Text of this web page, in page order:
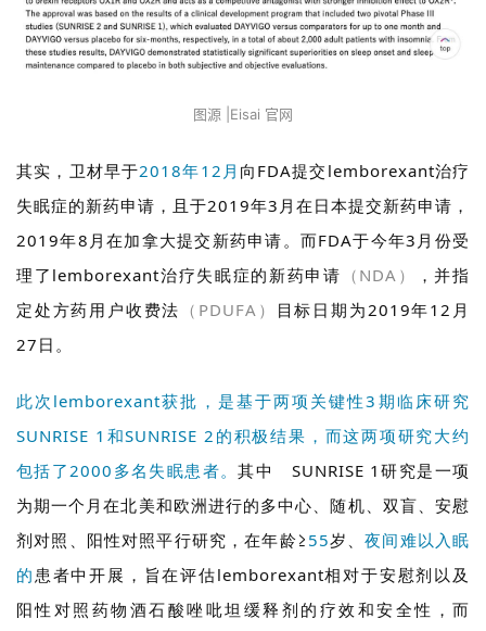
图源 |Eisai 官网
其实，卫材早于2018年12月 向FDA提交lemborexant治疗
失眠症的新药申请，且于2019年3月在日本提交新药申请，
2019年8月在加拿大提交新药申请。而FDA于今年3月份受
理了lemborexant治疗失眠症的新药申请 （NDA）
，并指
定处方药用户收费法 （PDUFA）
目标日期为2019年12月
27日。
此次lemborexant获批，是基于两项关键性3期临床研究
SUNRISE 1和SUNRISE 2的积极结果，而这两项研究大约
包括了2000多名失眠患者。其中 SUNRISE 1研究是一项
为期一个月在北美和欧洲进行的多中心、随机、双盲、安慰
剂对照、阳性对照平行研究，在年龄≥ 55岁、夜间难以入眠
的 患者中开展，旨在评估lemborexant相对于安慰剂以及
阳性对照药物酒石酸唑吡坦缓释剂的疗效和安全性，而